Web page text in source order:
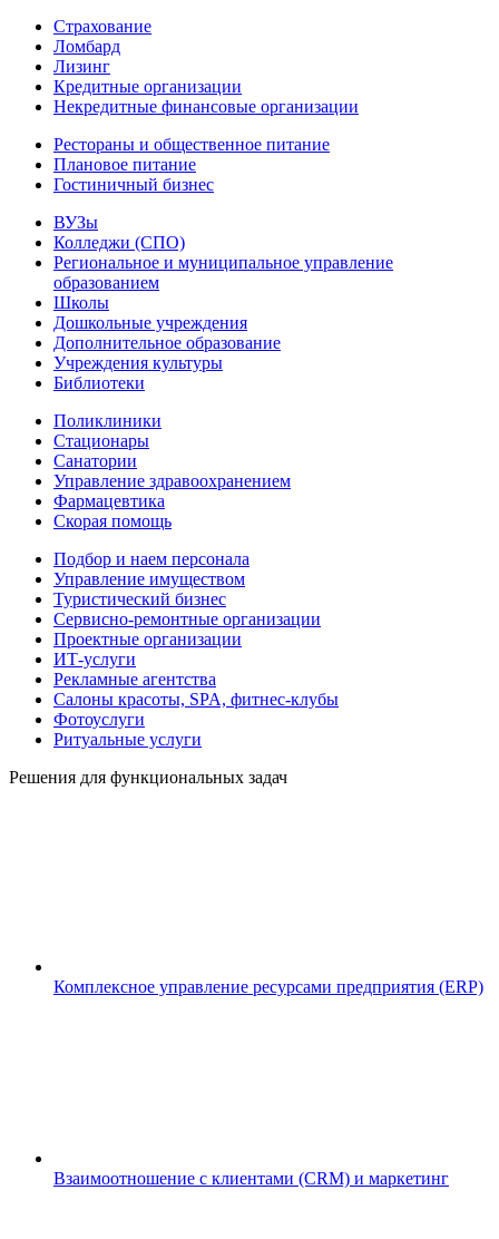
Страхование
Ломбард
Лизинг
Кредитные организации
Некредитные финансовые организации
Рестораны и общественное питание
Плановое питание
Гостиничный бизнес
ВУЗы
Колледжи (СПО)
Региональное и муниципальное управление
образованием
Школы
Дошкольные учреждения
Дополнительное образование
Учреждения культуры
Библиотеки
Поликлиники
Стационары
Санатории
Управление здравоохранением
Фармацевтика
Скорая помощь
Подбор и наем персонала
Управление имуществом
Туристический бизнес
Сервисно-ремонтные организации
Проектные организации
ИТ-услуги
Рекламные агентства
Салоны красоты, SPA, фитнес-клубы
Фотоуслуги
Ритуальные услуги
Решения для функциональных задач
Комплексное управление ресурсами предприятия (ERP)
Взаимоотношение с клиентами (CRM) и маркетинг